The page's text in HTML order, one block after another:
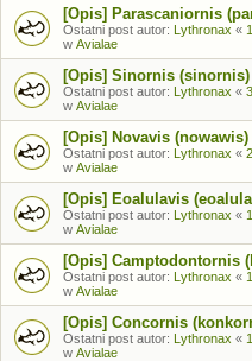
[Opis] Parascaniornis
Ostatni post autor: Lythronax «
w Avialae
[Opis] Sinornis (sinornis)
Ostatni post autor: Lythronax «
w Avialae
[Opis] Novavis (nowawis)
Ostatni post autor: Lythronax «
w Avialae
[Opis] Eoalulavis
Ostatni post autor: Lythronax «
w Avialae
[Opis] Camptodontornis
Ostatni post autor: Lythronax «
w Avialae
[Opis] Concornis
Ostatni post autor: Lythronax «
w Avialae